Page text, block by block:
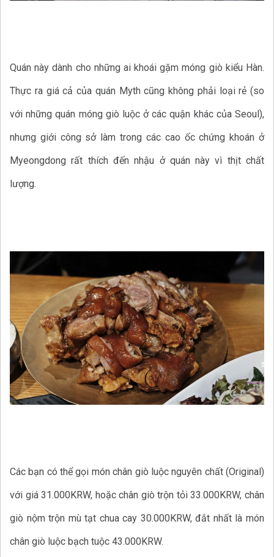
Quán này dành cho những ai khoái gặm móng giò kiểu Hàn.
Thực ra giá cả của quán Myth cũng không phải loại rẻ (so
với những quán móng giò luộc ở các quận khác của Seoul),
nhưng giới công sở làm trong các cao ốc chứng khoán ở
Myeongdong rất thích đến nhậu ở quán này vì thịt chất
lượng.
Các bạn có thể gọi món chân giò luộc nguyên chất (Original)
với giá 31.000KRW, hoặc chân giò trộn tỏi 33.000KRW, chân
giò nộm trộn mù tạt chua cay 30.000KRW, đắt nhất là món
chân giò luộc bạch tuộc 43.000KRW.